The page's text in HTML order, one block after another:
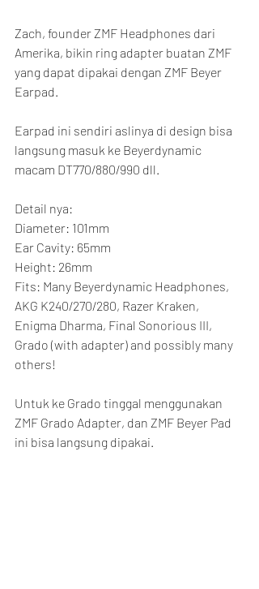
Zach, founder ZMF Headphones dari
Amerika, bikin ring adapter buatan ZMF
yang dapat dipakai dengan ZMF Beyer
Earpad.
Earpad ini sendiri aslinya di design bisa
langsung masuk ke Beyerdynamic
macam DT770/880/990 dll.
Detail nya:
Diameter: 101mm
Ear Cavity: 65mm
Height: 26mm
Fits: Many Beyerdynamic Headphones,
AKG K240/270/280, Razer Kraken,
Enigma Dharma, Final Sonorious III,
Grado (with adapter) and possibly many
others!
Untuk ke Grado tinggal menggunakan
ZMF Grado Adapter, dan ZMF Beyer Pad
ini bisa langsung dipakai.